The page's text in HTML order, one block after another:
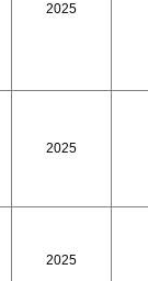
2025
2025
2025